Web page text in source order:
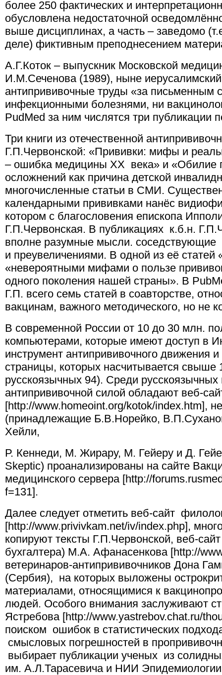
более 250 фактических и
обусловлена недостаточной
выше дисциплинах, а часть – заведомо
деле) фиктивным преподнесением
А.Г.Коток – выпускник Московской
И.М.Сеченова (1989), ныне иерусалимский
антипрививочные труды «за письменным
инфекционными болезнями, ни
PudMed за ним числятся три публикации
Три книги из отечественной
Г.П.Червонской: «Прививки: мифы и
– ошибка медицины ХХ века» и «Обилие
осложнений как причина детской
многочисленные статьи в СМИ.
календарными прививками нанёс
котором с благословения епископа
Г.П.Червонская. В публикациях к.б.н.
вполне разумные мысли.
и преувеличениями. В одной из её статей
«невероятными мифами о пользе
одного поколения нашей страны». В
Г.П. всего семь статей в соавторстве,
вакцинам, важного методического, но не
В современной России от 10 до 30 млн.
компьютерами, которые имеют доступ в
инструмент антипрививочного движения
страницы, которых насчитывается свыше
русскоязычных 94). Среди
антипрививочной силой обладают веб-
[http://www.homeoint.org/kotok/index.htm],
(принадлежащие Б.В.Норейко,
Хейли,
Р. Кеннеди, М. Жирару, М. Гейеру и Д.
Skeptic) проанализированы на сайте
медицинского сервера [http://
f=131].
Далее следует отметить веб-сайт
[http://www.privivkam.net/iv/index.php],
копируют тексты Г.П.Червонской, веб-
бухгалтера) М.А. Афанасенкова [http://
ветеринаров-антипрививочников Дона
(Сербия), на которых выложены
материалами, относящимися к
людей. Особого внимания заслуживают
Ястребова [http://www.yastrebov.chat.ru/
поиском ошибок в статистических
смысловых погрешностей в
выбирает публикации ученых из
им. А.Л.Тарасевича и НИИ